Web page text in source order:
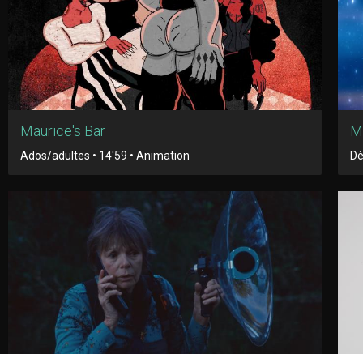
Maurice's Bar
Ados/adultes • 14'59 • Animation